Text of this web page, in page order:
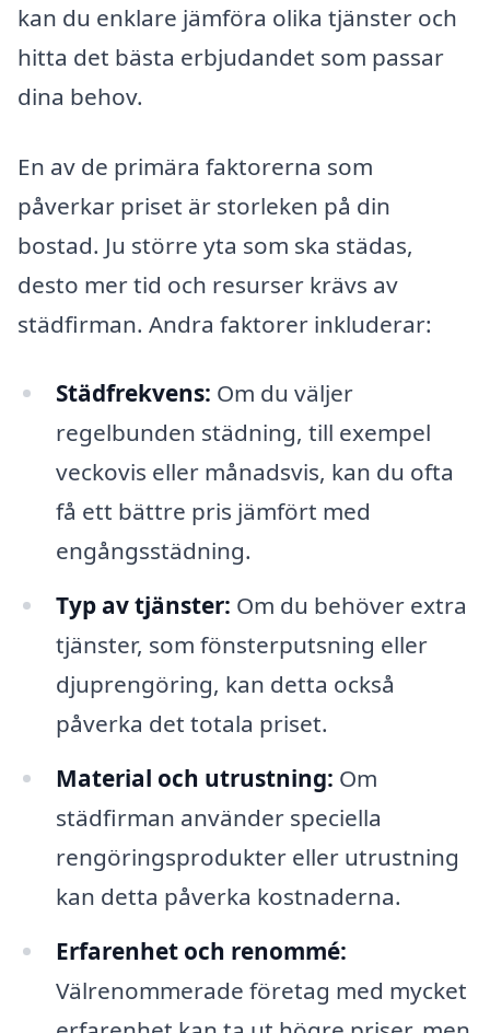
kan du enklare jämföra olika tjänster och
hitta det bästa erbjudandet som passar
dina behov.
En av de primära faktorerna som
påverkar priset är storleken på din
bostad. Ju större yta som ska städas,
desto mer tid och resurser krävs av
städfirman. Andra faktorer inkluderar:
Städfrekvens: Om du väljer
regelbunden städning, till exempel
veckovis eller månadsvis, kan du ofta
få ett bättre pris jämfört med
engångsstädning.
Typ av tjänster: Om du behöver extra
tjänster, som fönsterputsning eller
djuprengöring, kan detta också
påverka det totala priset.
Material och utrustning: Om
städfirman använder speciella
rengöringsprodukter eller utrustning
kan detta påverka kostnaderna.
Erfarenhet och renommé:
Välrenommerade företag med mycket